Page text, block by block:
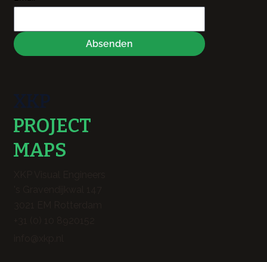
PROJECT
MAPS
Absenden